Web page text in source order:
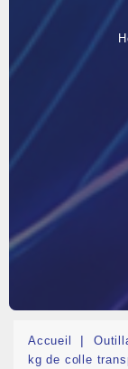
Accueil
kg de colle